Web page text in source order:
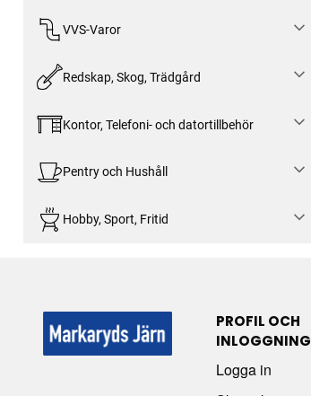
VVS-Varor
Redskap, Skog, Trädgård
Kontor, Telefoni- och datortillbehör
Pentry och Hushåll
Hobby, Sport, Fritid
PROFIL OCH
INLOGGNING
Logga in